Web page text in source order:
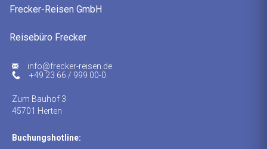
Frecker-Reisen GmbH
Reisebüro Frecker
ed.nesier-rekcerf@ofni
+49 23 66 / 999 00-0
Zum Bauhof 3
45701 Herten
Buchungshotline: